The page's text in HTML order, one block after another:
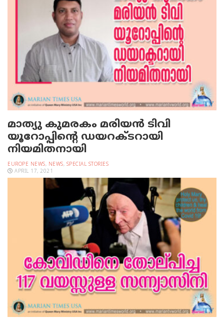
മാത്യു കുമരകം മരിയന്‍ ടിവി
യൂറോപ്പിന്റെ ഡയറക്ടറായി
നിയമിതനായി
EUROPE NEWS, NEWS, SPECIAL STORIES
APRIL 17, 2021